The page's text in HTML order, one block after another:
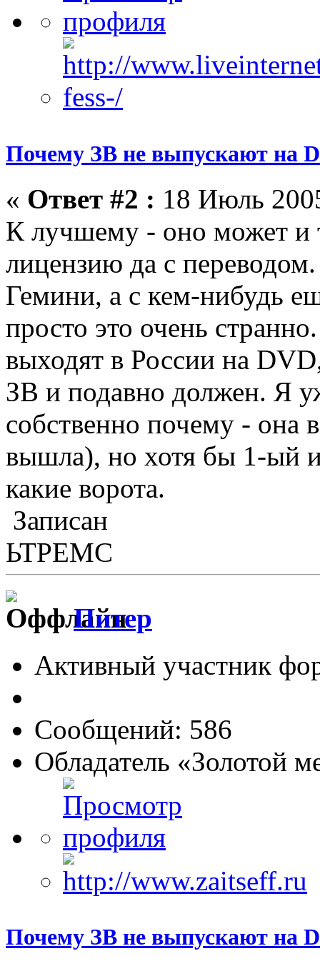
Почему ЗВ не выпускают на
« Ответ #2 : 18 Июль
К лучшему - оно может и
лицензию да с
Гемини, а с кем-нибудь
просто это очень
выходят в России на
ЗВ и подавно должен. Я
собственно почему - она
вышла), но хотя бы 1-ый
какие ворота.
Записан
ЬТРЕМС
Питер
Активный участник
Сообщений: 586
Обладатель «Золотой
Почему ЗВ не выпускают на